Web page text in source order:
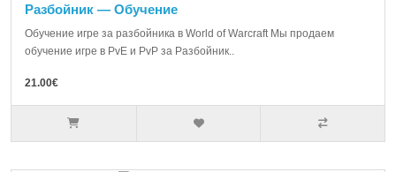
Разбойник — Обучение
Обучение игре за разбойника в World of Warcraft Мы продаем
обучение игре в PvE и PvP за Разбойник..
21.00€